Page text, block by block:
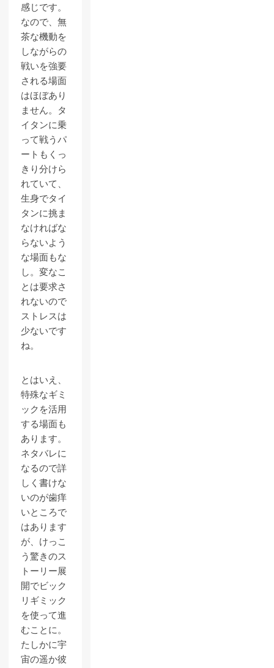
感じです。
なので、無
茶な機動を
しながらの
戦いを強要
される場面
はほぼあり
ません。タ
イタンに乗
って戦うパ
ートもくっ
きり分けら
れていて、
生身でタイ
タンに挑ま
なければな
らないよう
な場面もな
し。変なこ
とは要求さ
れないので
ストレスは
少ないです
ね。
とはいえ、
特殊なギミ
ックを活用
する場面も
あります。
ネタバレに
なるので詳
しく書けな
いのが歯痒
いところで
はあります
が、けっこ
う驚きのス
トーリー展
開でビック
リギミック
を使って進
むことに。
たしかに宇
宙の遥か彼